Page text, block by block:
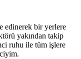
edinerek bir yerlere
yakından takip
ruhu ile tüm işlere